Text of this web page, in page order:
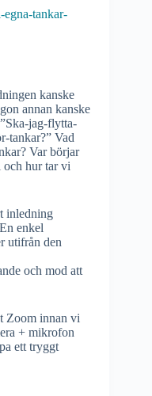
tankar-
kanske
annan kanske
jag-flytta-
tankar?” Vad
Var börjar
och hur tar vi
inledning
enkel
utifrån den
och mod att
Zoom innan vi
+ mikrofon
ett tryggt